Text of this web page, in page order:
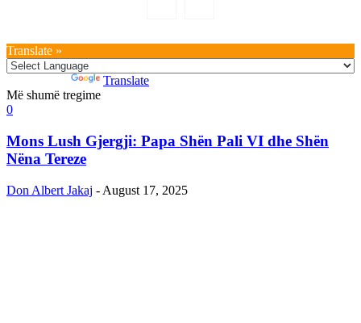
Translate »
Translate
Më shumë tregime
0
Mons Lush Gjergji: Papa Shën Pali VI dhe Shën
Nëna Tereze
Don Albert Jakaj - August 17, 2025